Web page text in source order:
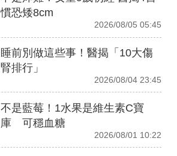
慣恐矮8cm
2026/08/05 05:45
睡前別做這些事！醫揭「10大傷
腎排行」
2026/08/04 23:45
不是藍莓！1水果是維生素C寶
庫 可穩血糖
2026/08/01 10:22